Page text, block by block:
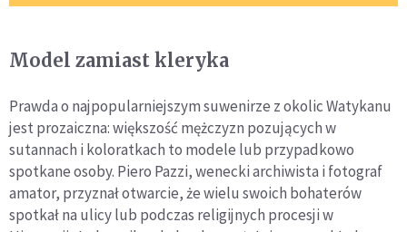
Model zamiast kleryka
Prawda o najpopularniejszym suwenirze z okolic Watykanu
jest prozaiczna: większość mężczyzn pozujących w
sutannach i koloratkach to modele lub przypadkowo
spotkane osoby. Piero Pazzi, wenecki archiwista i fotograf
amator, przyznał otwarcie, że wielu swoich bohaterów
spotkał na ulicy lub podczas religijnych procesji w